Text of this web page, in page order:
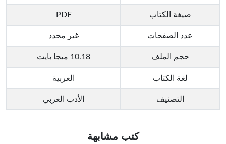
صيغة الكتاب PDF
عدد الصفحات غير محدد
حجم الملف 10.18 ميجا بايت
لغة الكتاب العربية
التصنيف الأدب العربي
كتب مشابهة